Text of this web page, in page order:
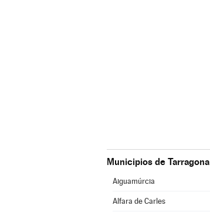
Municipios de Tarragona
Aiguamúrcia
Alfara de Carles